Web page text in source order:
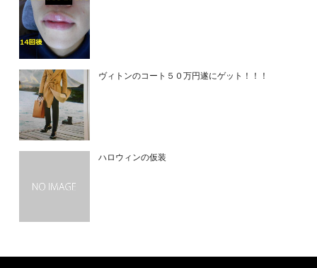
ヴィトンのコート５０万円遂にゲット！！！
ハロウィンの仮装